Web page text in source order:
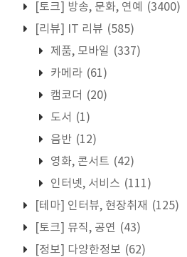
[토크] 방송, 문화, 연예
(3400)
[리뷰] IT 리뷰 (585)
제품, 모바일 (337)
카메라 (61)
캠코더 (20)
도서 (1)
음반 (12)
영화, 콘서트 (42)
인터넷, 서비스 (111)
[테마] 인터뷰, 현장취재 (125)
[토크] 뮤직, 공연 (43)
[정보] 다양한정보 (62)